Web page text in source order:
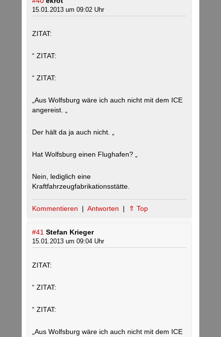
15.01.2013 um 09:02 Uhr
ZITAT:
“ ZITAT:
“ ZITAT:
„Aus Wolfsburg wäre ich auch nicht mit dem ICE
angereist. „
Der hält da ja auch nicht. „
Hat Wolfsburg einen Flughafen? „
Nein, lediglich eine
Kraftfahrzeugfabrikationsstätte.
Kommentieren | Antworten | ⇑ Top
#41 Stefan Krieger
15.01.2013 um 09:04 Uhr
ZITAT:
“ ZITAT:
“ ZITAT:
„Aus Wolfsburg wäre ich auch nicht mit dem ICE